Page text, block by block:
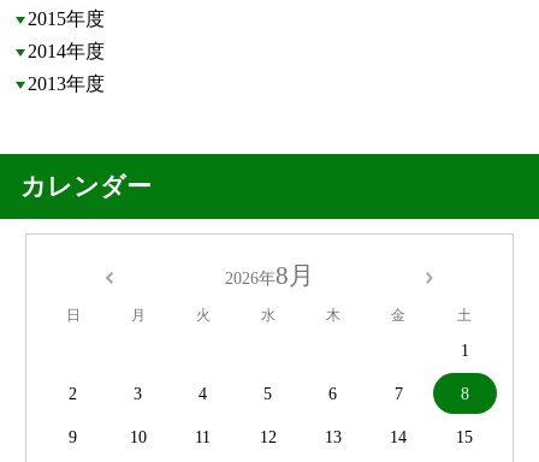
2015年度
2014年度
2013年度
カレンダー
2026年8月
日 月 火 水 木 金 土
1
2 3 4 5 6 7 8
9 10 11 12 13 14 15